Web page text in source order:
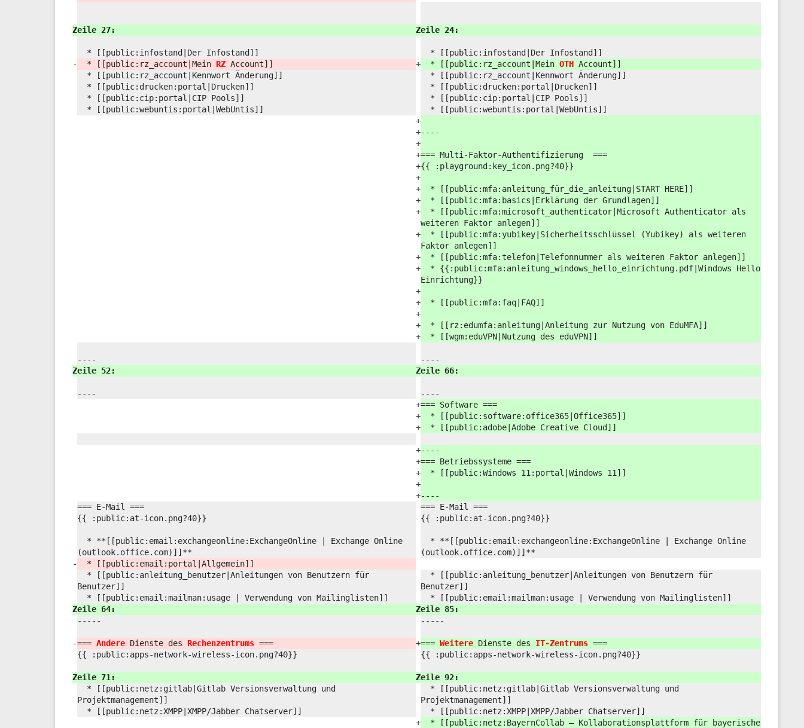
Zeile 27: Zeile 24:
* [[public: infostand|Der Infostand]] * [[public: infostand|Der Infostand]]
- * [[public: rz_account|Mein RZ Account]] +* [[public: rz_account|Mein OTH Account]]
* [[public: rz_account|Kennwort Änderung]] * [[public: rz_account|Kennwort Änderung]]
* [[public: drucken: portal|Drucken]] * [[public: drucken: portal|Drucken]]
* [[public: cip: portal|CIP Pools]] * [[public: cip: portal|CIP Pools]]
* [[public:webuntis: portal|WebUntis]] * [[public:webuntis: portal|WebUntis]]
+
+----
+
+=== Multi-Faktor-Authentifizierung
===
+{{ : playground: key_icon.png?40}}
+
+* [[public:mfa: anleitung_für_die_anleitung|START HERE]]
+* [[public:mfa: basics|Erklärung der Grundlagen]]
+* [[public:mfa:microsoft_authenticator|Microsoft Authenticator als
weiteren Faktor anlegen]]
+* [[public:mfa: yubikey|Sicherheitsschlüssel (Yubikey) als weiteren
Faktor anlegen]]
+* [[public:mfa:telefon|Telefonnummer als weiteren Faktor anlegen]]
+* {{: public:mfa: anleitung_windows_hello_einrichtung.pdf|Windows Hello
Einrichtung}}
+
+* [[public:mfa: faq|FAQ]]
+
+* [[rz: edumfa: anleitung|Anleitung zur Nutzung von EduMFA]]
+* [[wgm: eduVPN|Nutzung des eduVPN]]
----
----
Zeile 52:
Zeile 66:
----
----
+=== Software ===
+* [[public: software: office365|Office365]]
+* [[public: adobe|Adobe Creative Cloud]]
+----
+=== Betriebssysteme ===
+* [[public:Windows 11: portal|Windows 11]]
+
+----
=== E-Mail ===
=== E-Mail ===
{{ : public: at-icon.png?40}} {{ : public: at-icon.png?40}}
* **[[public: email: exchangeonline: ExchangeOnline | Exchange Online
(outlook.office.com)]]**
* **[[public: email: exchangeonline: ExchangeOnline | Exchange Online
(outlook.office.com)]]**
- * [[public: email: portal|Allgemein]]
* [[public: anleitung_benutzer|Anleitungen von Benutzern für
Benutzer]]
* [[public: anleitung_benutzer|Anleitungen von Benutzern für
Benutzer]]
* [[public: email:mailman: usage | Verwendung von Mailinglisten]] * [[public: email:mailman: usage | Verwendung von Mailinglisten]]
Zeile 64:
Zeile 85:
-----
-----
-=== Andere Dienste des Rechenzentrums === +=== Weitere Dienste des IT-Zentrums ===
{{ : public: apps-network-wireless-icon.png?40}} {{ : public: apps-network-wireless-icon.png?40}}
Zeile 71:
Zeile 92:
* [[public: netz: gitlab|Gitlab Versionsverwaltung und
Projektmanagement]]
* [[public: netz: gitlab|Gitlab Versionsverwaltung und
Projektmanagement]]
* [[public: netz:XMPP|XMPP/Jabber Chatserver]] * [[public: netz:XMPP|XMPP/Jabber Chatserver]]
+* [[public: netz: BayernCollab – Kollaborationsplattform für bayerische